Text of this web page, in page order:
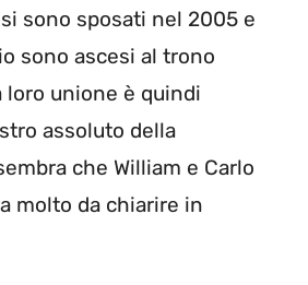
sono sposati nel 2005 e
sono ascesi al trono
loro unione è quindi
assoluto della
che William e Carlo
molto da chiarire in